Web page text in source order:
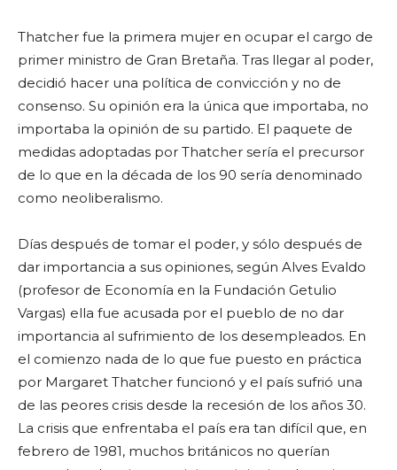
Thatcher fue la primera mujer en ocupar el cargo de
primer ministro de Gran Bretaña. Tras llegar al poder,
decidió hacer una política de convicción y no de
consenso. Su opinión era la única que importaba, no
importaba la opinión de su partido. El paquete de
medidas adoptadas por Thatcher sería el precursor
de lo que en la década de los 90 sería denominado
como neoliberalismo.
Días después de tomar el poder, y sólo después de
dar importancia a sus opiniones, según Alves Evaldo
(profesor de Economía en la Fundación Getulio
Vargas) ella fue acusada por el pueblo de no dar
importancia al sufrimiento de los desempleados. En
el comienzo nada de lo que fue puesto en práctica
por Margaret Thatcher funcionó y el país sufrió una
de las peores crisis desde la recesión de los años 30.
La crisis que enfrentaba el país era tan difícil que, en
febrero de 1981, muchos británicos no querían